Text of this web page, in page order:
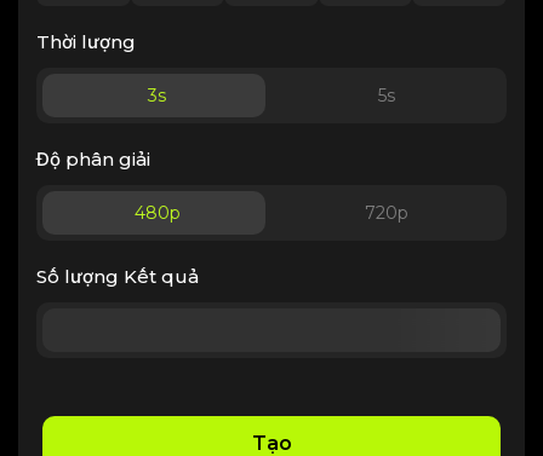
Thời lượng
3s 5s
Độ phân giải
480p 720p
Số lượng Kết quả
Tạo